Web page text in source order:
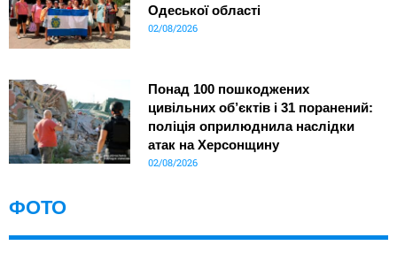
Одеської області
02/08/2026
Понад 100 пошкоджених
цивільних об’єктів і 31 поранений:
поліція оприлюднила наслідки
атак на Херсонщину
02/08/2026
ФОТО